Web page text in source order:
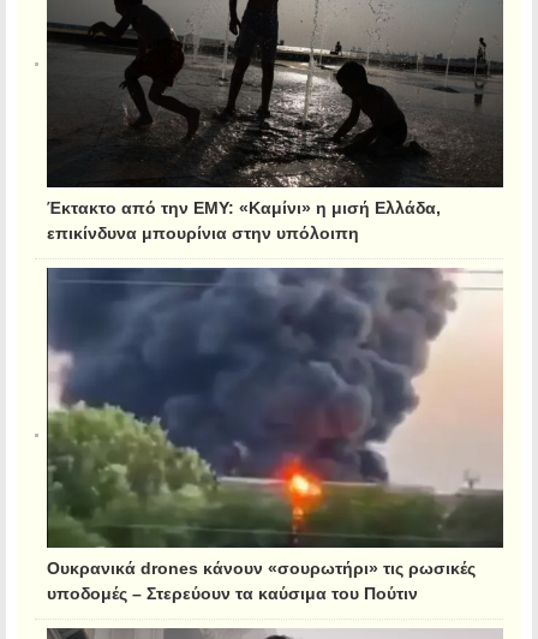
Έκτακτο από την ΕΜΥ: «Καμίνι» η μισή Ελλάδα,
επικίνδυνα μπουρίνια στην υπόλοιπη
Ουκρανικά drones κάνουν «σουρωτήρι» τις ρωσικές
υποδομές – Στερεύουν τα καύσιμα του Πούτιν